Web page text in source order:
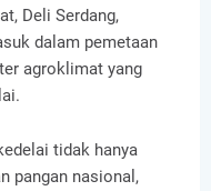
Deli Serdang,
dalam pemetaan
agroklimat yang
tidak hanya
pangan nasional,